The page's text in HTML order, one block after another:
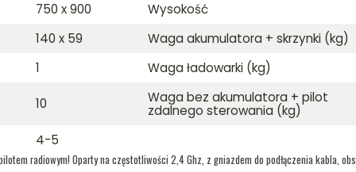
750 x 900
Wysokość
140 x 59
Waga akumulatora + skrzynki (kg)
1
Waga ładowarki (kg)
10
Waga bez akumulatora + pilot
zdalnego sterowania (kg)
4-5
radiowym! Oparty na częstotliwości 2,4 Ghz, z gniazdem do podłączenia kabla,